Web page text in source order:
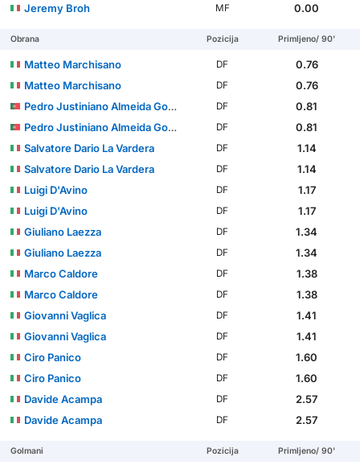
Jeremy Broh
MF 0.00
Obrana Pozicija Primljeno/ 90'
Matteo Marchisano DF
0.76
Matteo Marchisano
DF
0.76
Pedro Justiniano Almeida Gomes
DF
0.81
Pedro Justiniano Almeida Gomes
DF
0.81
Salvatore Dario La Vardera
DF
1.14
Salvatore Dario La Vardera
DF
1.14
Luigi D'Avino
DF
1.17
Luigi D'Avino
DF
1.17
Giuliano Laezza
DF
1.34
Giuliano Laezza
DF
1.34
Marco Caldore
DF
1.38
Marco Caldore
DF
1.38
Giovanni Vaglica
DF
1.41
Giovanni Vaglica
DF
1.41
Ciro Panico
DF
1.60
Ciro Panico
DF
1.60
Davide Acampa
DF
2.57
Davide Acampa
DF 2.57
Golmani Pozicija Primljeno/ 90'